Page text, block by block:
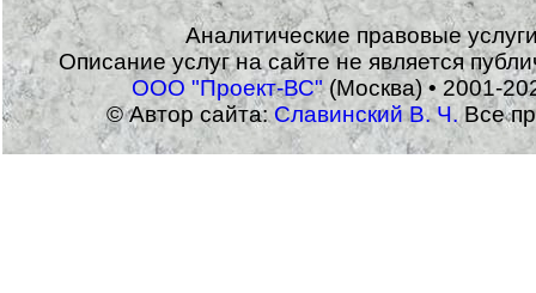
Аналитические правовые
Описание услуг на сайте не является
ООО "Проект-ВС"(Москва) • 2001-
© Автор сайта:Славинский В. Ч.Все